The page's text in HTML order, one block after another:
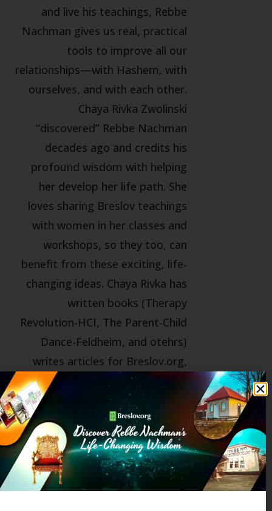
and live his teachings, Rebbe
Nachman gives us real, practical
tools to improve all our
relationships—with Hashem, with
ourselves, and with each other.
Chaya Rivka Zwolinski
“discovered” Rebbe Nachman
decades ago and credits his
profound wisdom with helping
her develop her life path. She
loves sharing Breslov teachings
with women in her classes and
workshops, so they too, can
benefit from these exciting, life-
changing ideas. Chaya Rivka has
written books (Therapy
Revolution-HCI, The Parent-Child
Dance-Feldheim, and otehrs)
writes articles for Breslov.org,
BreslovWoman.org,
PsychCentral.com,
HealthyJewishCooking.com, and
numerous other publications; is a
consultant to Breslov Research
Institute and director of BRI